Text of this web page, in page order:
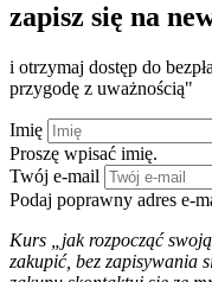
zapisz się na
i otrzymaj dostęp do
przygodę z uważnością"
Imię
Proszę wpisać imię.
Twój e-mail
Podaj poprawny adres e-
Kurs „jak rozpocząć
zakupić, bez zapisywania